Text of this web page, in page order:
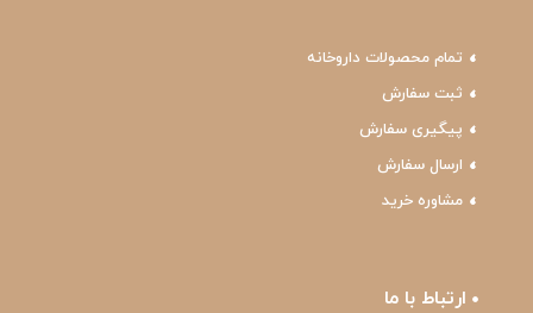
تمام محصولات داروخانه
ثبت سفارش
پیگیری سفارش
ارسال سفارش
مشاوره خرید
ارتباط با ما